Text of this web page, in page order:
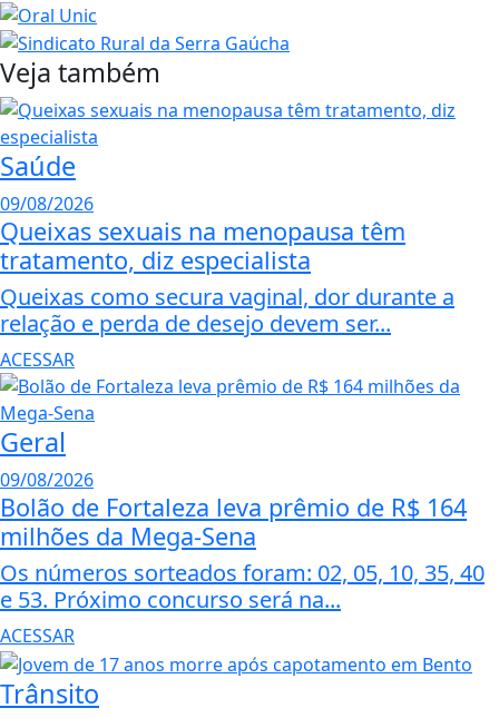
Veja também
Saúde
09/08/2026
Queixas sexuais na menopausa têm
tratamento, diz especialista
Queixas como secura vaginal, dor durante a
relação e perda de desejo devem ser...
ACESSAR
Geral
09/08/2026
Bolão de Fortaleza leva prêmio de R$ 164
milhões da Mega-Sena
Os números sorteados foram: 02, 05, 10, 35, 40
e 53. Próximo concurso será na...
ACESSAR
Trânsito